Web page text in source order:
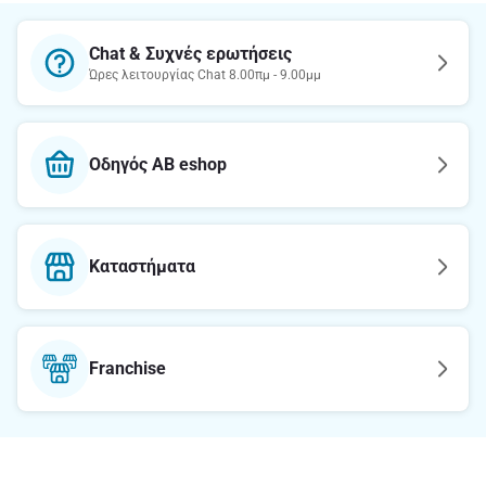
Chat & Συχνές ερωτήσεις
Ώρες λειτουργίας Chat 8.00πμ - 9.00μμ
Οδηγός AB eshop
Καταστήματα
Franchise